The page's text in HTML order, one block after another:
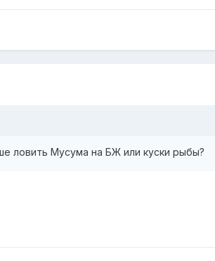
ловить Мусума на БЖ или куски рыбы?